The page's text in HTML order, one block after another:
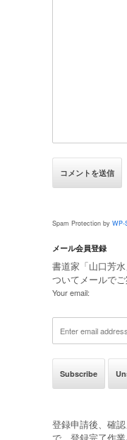
Spam Protection by WP-
メール会員登録
書道家「山口芳
ついてメールでご
Your email:
登録申請後、確